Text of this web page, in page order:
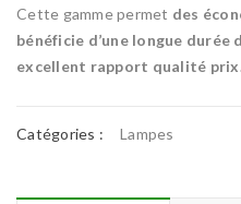
Cette gamme permet des
bénéficie d’une longue durée
excellent rapport qualité
Catégories : Lampes